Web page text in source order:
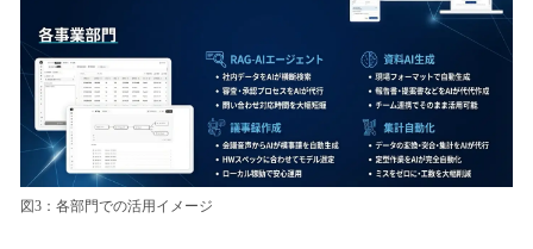
図3：各部門での活用イメージ